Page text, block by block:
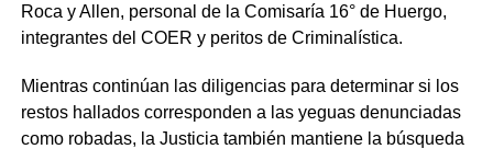
Roca y Allen, personal de la Comisaría 16° de Huergo,
integrantes del COER y peritos de Criminalística.
Mientras continúan las diligencias para determinar si los
restos hallados corresponden a las yeguas denunciadas
como robadas, la Justicia también mantiene la búsqueda